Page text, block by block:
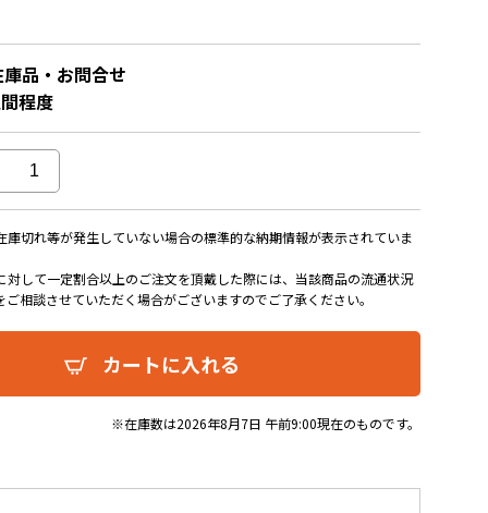
品・お問合せ
程度
切れ等が発生していない場合の標準的な納期情報が表示されていま
して一定割合以上のご注文を頂戴した際には、当該商品の流通状況
ご相談させていただく場合がございますのでご了承ください。
カートに入れる
※在庫数は2026年8月7日 午前9:00現在のものです。